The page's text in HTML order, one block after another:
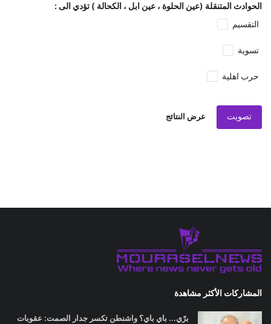
الحوادث المتنقلة (عين الحلوة ، عين ابل ، الكحالة ) تؤدي الى :
التقسيم
تسوية
حرب اهلية
تصويت عرض النتائج
المشاركات الأكثر مشاهدة
برّي... باي باي؟ واشنطن تكسر جدار الصمت: عقوبات